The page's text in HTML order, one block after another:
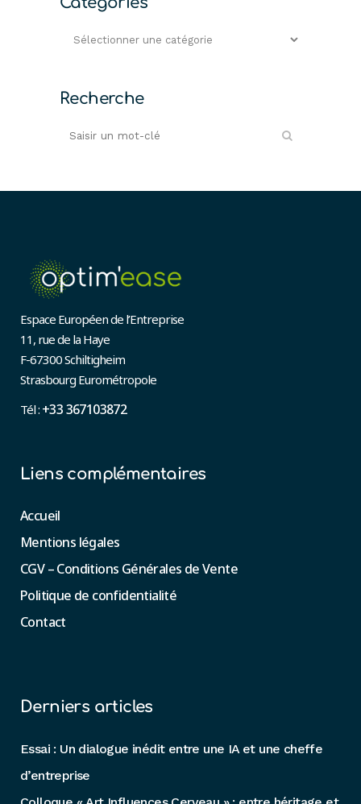
Recherche
Espace Européen de l’Entreprise
11, rue de la Haye
F-67300 Schiltigheim
Strasbourg Eurométropole
Tél : +33 367103872
Liens complémentaires
Accueil
Mentions légales
CGV – Conditions Générales de Vente
Politique de confidentialité
Contact
Derniers articles
Essai : Un dialogue inédit entre une IA et une cheffe
d’entreprise